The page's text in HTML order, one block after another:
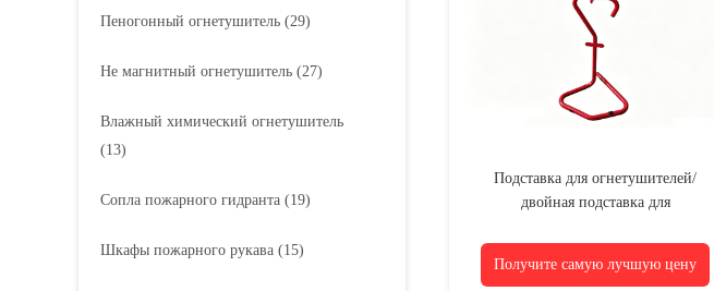
Пеногонный огнетушитель (29)
Не магнитный огнетушитель (27)
Влажный химический огнетушитель
(13)
Сопла пожарного гидранта (19)
Шкафы пожарного рукава (15)
Подставка для огнетушителей/
двойная подставка для
Получите самую лучшую цену